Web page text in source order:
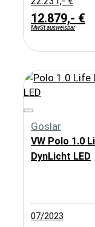
12.879,- €
MwSt ausweisbar
Goslar
VW Polo 1.0
DynLicht LED
07/2023